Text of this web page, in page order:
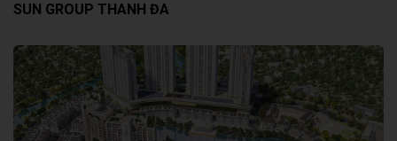
SUN GROUP THANH ĐA